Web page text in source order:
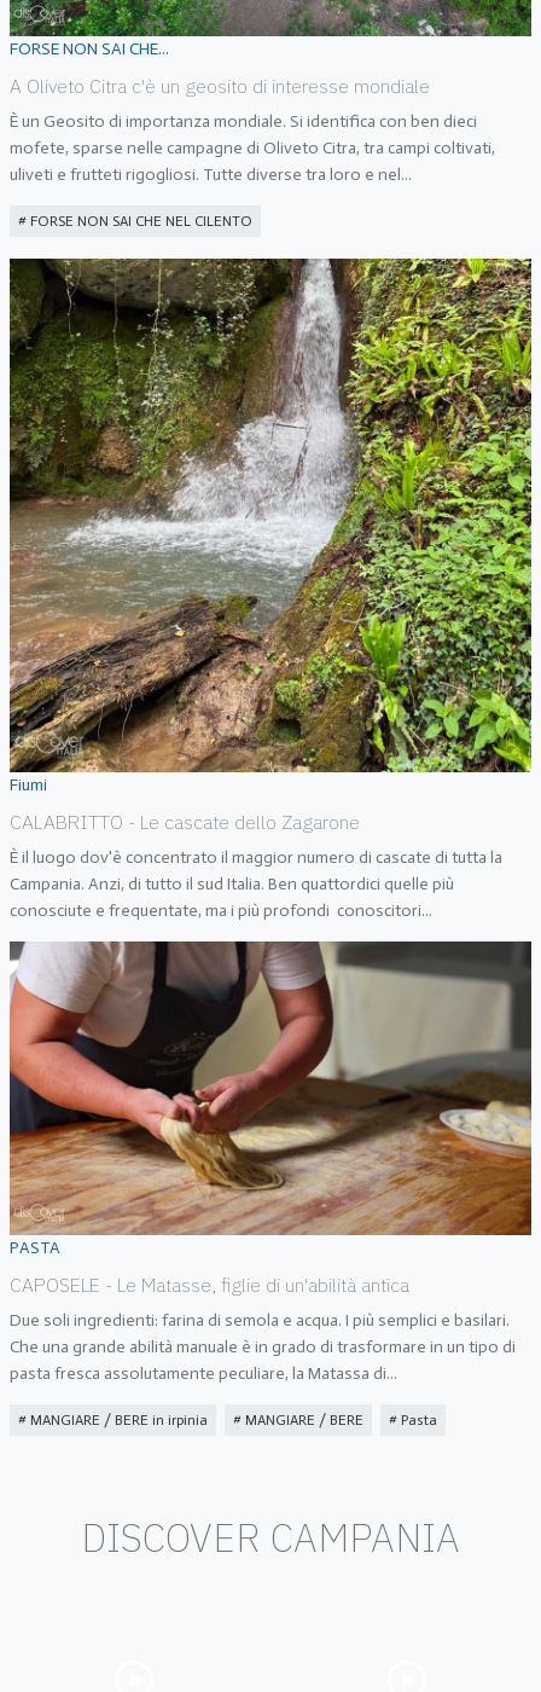
FORSE NON SAI CHE...
A Oliveto Citra c'è un geosito di interesse mondiale
È un Geosito di importanza mondiale. Si identifica con ben dieci
mofete, sparse nelle campagne di Oliveto Citra, tra campi coltivati,
uliveti e frutteti rigogliosi. Tutte diverse tra loro e nel...
FORSE NON SAI CHE NEL CILENTO
Fiumi
CALABRITTO - Le cascate dello Zagarone
È il luogo dov'è concentrato il maggior numero di cascate di tutta la
Campania. Anzi, di tutto il sud Italia. Ben quattordici quelle più
conosciute e frequentate, ma i più profondi conoscitori...
PASTA
CAPOSELE - Le Matasse, figlie di un'abilità antica
Due soli ingredienti: farina di semola e acqua. I più semplici e basilari.
Che una grande abilità manuale è in grado di trasformare in un tipo di
pasta fresca assolutamente peculiare, la Matassa di...
MANGIARE / BERE in irpinia MANGIARE / BERE Pasta
DISCOVER CAMPANIA